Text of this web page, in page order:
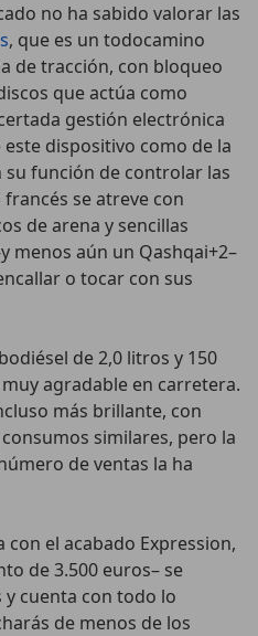
no ha sabido valorar las
, que es un todocamino
de tracción, con bloqueo
que actúa como
gestión electrónica
dispositivo como de la
función de controlar las
se atreve con
de arena y sencillas
menos aún un Qashqai+2–
o tocar con sus
de 2,0 litros y 150
agradable en carretera.
más brillante, con
similares, pero la
de ventas la ha
el acabado Expression,
de 3.500 euros– se
y cuenta con todo lo
de menos de los